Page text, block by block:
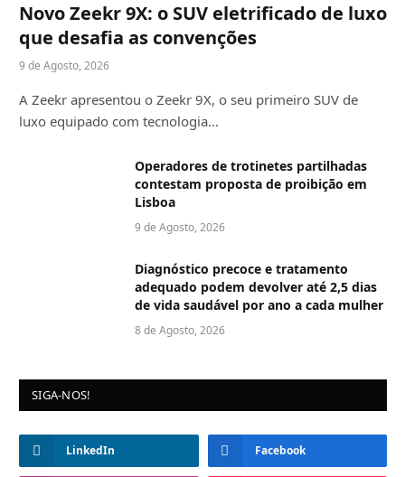
Novo Zeekr 9X: o SUV eletrificado de luxo
que desafia as convenções
9 de Agosto, 2026
A Zeekr apresentou o Zeekr 9X, o seu primeiro SUV de
luxo equipado com tecnologia…
Operadores de trotinetes partilhadas
contestam proposta de proibição em
Lisboa
9 de Agosto, 2026
Diagnóstico precoce e tratamento
adequado podem devolver até 2,5 dias
de vida saudável por ano a cada mulher
8 de Agosto, 2026
SIGA-NOS!
LinkedIn Facebook